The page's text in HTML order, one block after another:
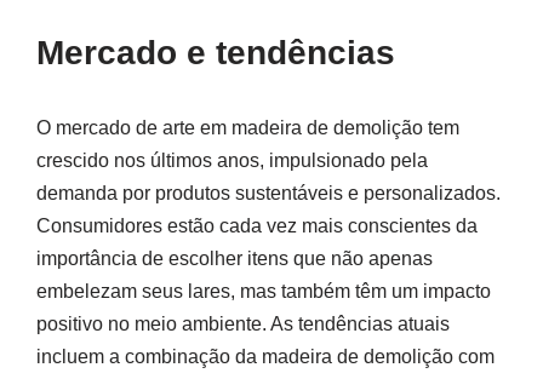
Mercado e tendências
O mercado de arte em madeira de demolição tem
crescido nos últimos anos, impulsionado pela
demanda por produtos sustentáveis e personalizados.
Consumidores estão cada vez mais conscientes da
importância de escolher itens que não apenas
embelezam seus lares, mas também têm um impacto
positivo no meio ambiente. As tendências atuais
incluem a combinação da madeira de demolição com